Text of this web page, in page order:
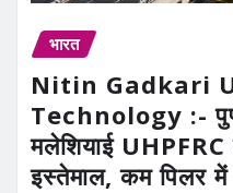
भारत
Nitin Gadkari
Technology :- पुणे
मलेशियाई UHPFRC
इस्तेमाल, कम पिलर